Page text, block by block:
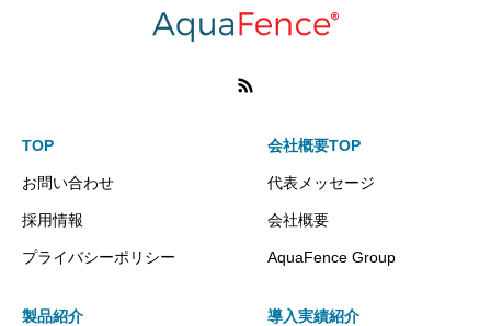
TOP
お問い合わせ
採用情報
プライバシーポリシー
会社概要TOP
代表メッセージ
会社概要
AquaFence Group
製品紹介 導入実績紹介